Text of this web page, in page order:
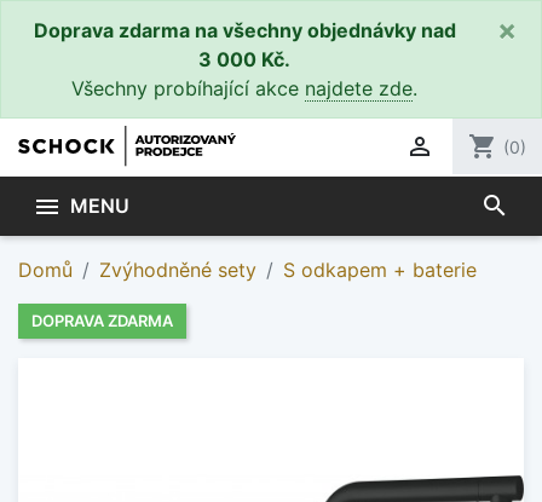
Doprava zdarma na všechny objednávky nad
3 000 Kč.
Všechny probíhající akce najdete zde.
×
 shopping_cart (0)
 MENU search
Domů Zvýhodněné sety S odkapem + baterie
DOPRAVA ZDARMA